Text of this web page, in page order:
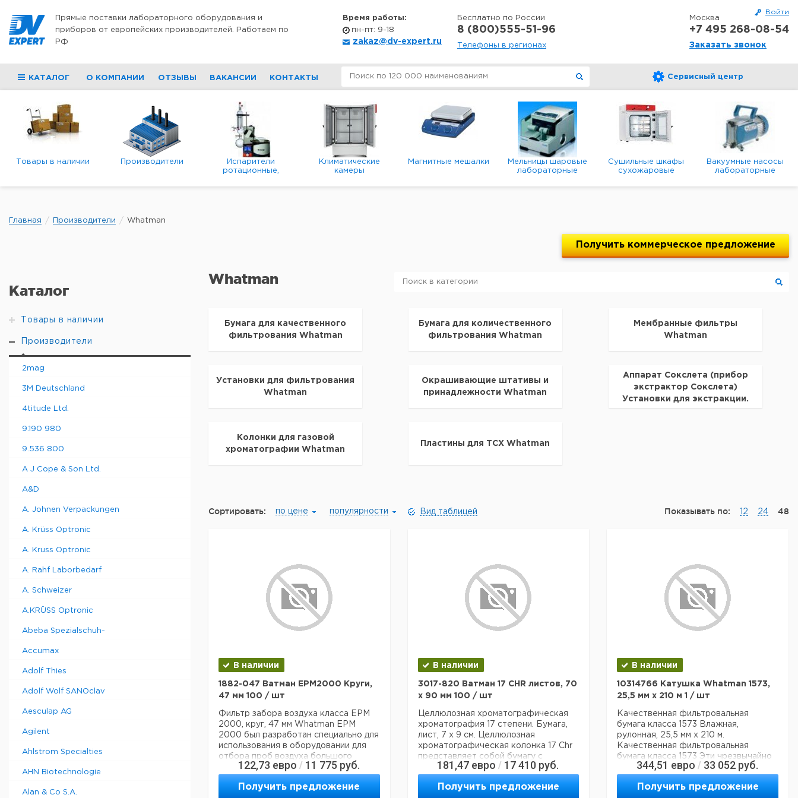
Войти
Прямые поставки лабораторного оборудования и
приборов от европейских производителей. Работаем по
РФ
Время работы:
пн-пт: 9-18
zakaz@dv-expert.ru
Бесплатно по России
8 (800)555-51-96
Телефоны в регионах
Москва
+7 495 268-08-54
Заказать звонок
КАТАЛОГ О КОМПАНИИ ОТЗЫВЫ ВАКАНСИИ КОНТАКТЫ Сервисный центр
Товары в наличии Производители
Испарители
ротационные,
вакуумные
Климатические
камеры
Магнитные мешалки
Мельницы шаровые
лабораторные
Сушильные шкафы
сухожаровые
Вакуумные насосы
лабораторные
мембранные
Главная Производители Whatman
Получить коммерческое предложение
Каталог
Товары в наличии
Производители
2mag
3M Deutschland
4titude Ltd.
9.190 980
9.536 800
A J Cope & Son Ltd.
A&D
A. Johnen Verpackungen
A. Krüss Optronic
A. Kruss Optronic
A. Rahf Laborbedarf
A. Schweizer
A.KRÜSS Optronic
Abeba Spezialschuh-
Accumax
Adolf Thies
Adolf Wolf SANOclav
Aesculap AG
Agilent
Ahlstrom Specialties
AHN Biotechnologie
Alan & Co S.A.
Whatman
Бумага для качественного
фильтрования Whatman
Бумага для количественного
фильтрования Whatman
Мембранные фильтры
Whatman
Установки для фильтрования
Whatman
Окрашивающие штативы и
принадлежности Whatman
Аппарат Сокслета (прибор
экстрактор Сокслета)
Установки для экстракции.
Колонки для газовой
хроматографии Whatman
Пластины для ТСХ Whatman
Сортировать: по цене популярности Вид таблицей Показывать по: 12 24 48
В наличии
1882-047 Ватман EPM2000 Круги,
47 мм 100 / шт
Фильтр забора воздуха класса EPM
2000, круг, 47 мм Whatman EPM
2000 был разработан специально для
использования в оборудовании для
отбора проб воздуха большого
объема PM-10, которое собирает
атмосферные частицы и аэрозоли.
EPM 2000 изготовлен из 100%
122,73 евро / 11 775 руб.
Получить предложение
В наличии
3017-820 Ватман 17 CHR листов, 70
х 90 мм 100 / шт
Целлюлозная хроматографическая
хроматография 17 степени. Бумага,
лист, 7 х 9 см. Целлюлозная
хроматографическая колонка 17 Chr
представляет собой бумагу с
высокой абсорбирующей
способностью 0,92 мм для
препаративной хроматографии и
181,47 евро / 17 410 руб.
Получить предложение
В наличии
10314766 Катушка Whatman 1573,
25,5 мм x 210 м 1 / шт
Качественная фильтровальная
бумага класса 1573 Влажная,
рулонная, 25,5 мм x 210 м.
Качественная фильтровальная
бумага класса 1573 Эти чрезвычайно
прочные фильтровальные бумаги
обладают высокой прочностью во
влажном состоянии благодаря
344,51 евро / 33 052 руб.
Получить предложение